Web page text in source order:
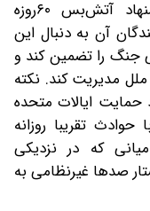
وضعیت ویژه است. حماس به پیشنهاد آتش‌بس ۶۰روزه
آن به دنبال این
جنگ را تضمین کند و
مدیریت کند. نکته
حمایت ایالات متحده
تقریبا روزانه
که در نزدیکی
صدها غیرنظامی به